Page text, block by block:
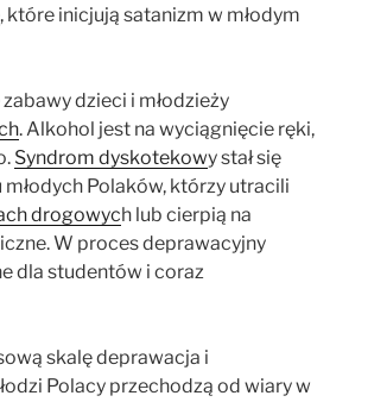
, które inicjują satanizm w młodym
dzieci i młodzieży
. Alkohol jest na wyciągnięcie ręki,
Syndrom dyskotekowy stał się
Polaków, którzy utracili
drogowych lub cierpią na
W proces deprawacyjny
dla studentów i coraz
skalę deprawacja i
Polacy przechodzą od wiary w